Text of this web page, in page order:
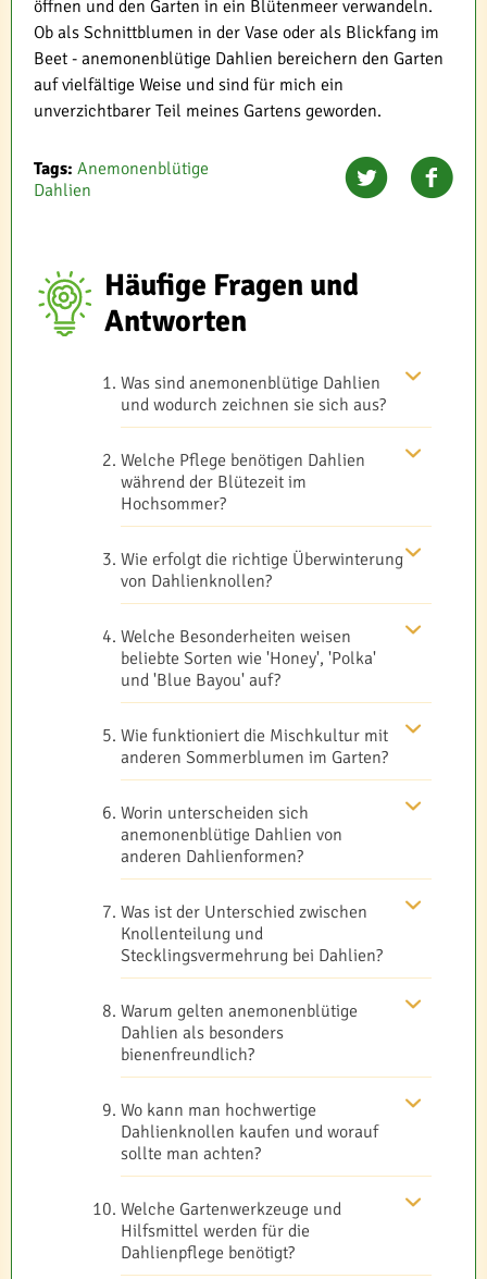
öffnen und den Garten in ein Blütenmeer verwandeln.
Ob als Schnittblumen in der Vase oder als Blickfang im
Beet - anemonenblütige Dahlien bereichern den Garten
auf vielfältige Weise und sind für mich ein
unverzichtbarer Teil meines Gartens geworden.
Tags: Anemonenblütige
Dahlien
Häufige Fragen und
Antworten
Was sind anemonenblütige Dahlien
und wodurch zeichnen sie sich aus?
Welche Pflege benötigen Dahlien
während der Blütezeit im
Hochsommer?
Wie erfolgt die richtige Überwinterung
von Dahlienknollen?
Welche Besonderheiten weisen
beliebte Sorten wie 'Honey', 'Polka'
und 'Blue Bayou' auf?
Wie funktioniert die Mischkultur mit
anderen Sommerblumen im Garten?
Worin unterscheiden sich
anemonenblütige Dahlien von
anderen Dahlienformen?
Was ist der Unterschied zwischen
Knollenteilung und
Stecklingsvermehrung bei Dahlien?
Warum gelten anemonenblütige
Dahlien als besonders
bienenfreundlich?
Wo kann man hochwertige
Dahlienknollen kaufen und worauf
sollte man achten?
Welche Gartenwerkzeuge und
Hilfsmittel werden für die
Dahlienpflege benötigt?